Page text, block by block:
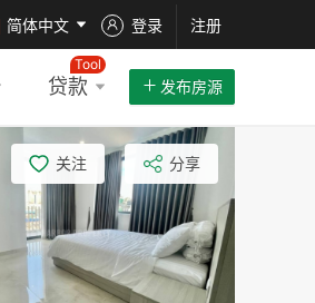
简体中文 登录 注册
贷款
Tool
发布房源
关注 分享